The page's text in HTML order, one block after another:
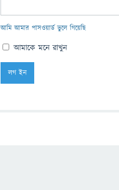
আমি আমার পাসওয়ার্ড ভুলে গিয়েছি
আমাকে মনে রাখুন